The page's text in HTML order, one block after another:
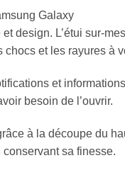
Galaxy
design. L’étui sur-
et les rayures à
et
besoin de l’ouvrir.
à la découpe du
sa finesse.